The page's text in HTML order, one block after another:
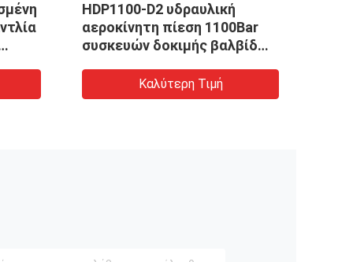
HDP1100-D2 υδραυλική
αεροκίνητη πίεση 1100Bar
συσκευών δοκιμής βαλβίδων
Καλύτερη Τιμή